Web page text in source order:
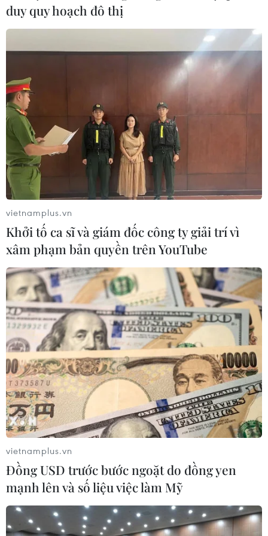
duy quy hoạch đô thị
vietnamplus.vn
Khởi tố ca sĩ và giám đốc công ty giải trí vì
xâm phạm bản quyền trên YouTube
vietnamplus.vn
Đồng USD trước bước ngoặt do đồng yen
mạnh lên và số liệu việc làm Mỹ